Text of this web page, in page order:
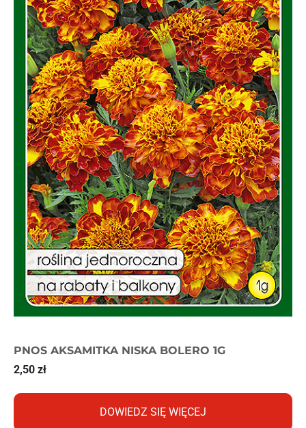
PNOS AKSAMITKA NISKA BOLERO 1G
2,50 zł
DOWIEDZ SIĘ WIĘCEJ